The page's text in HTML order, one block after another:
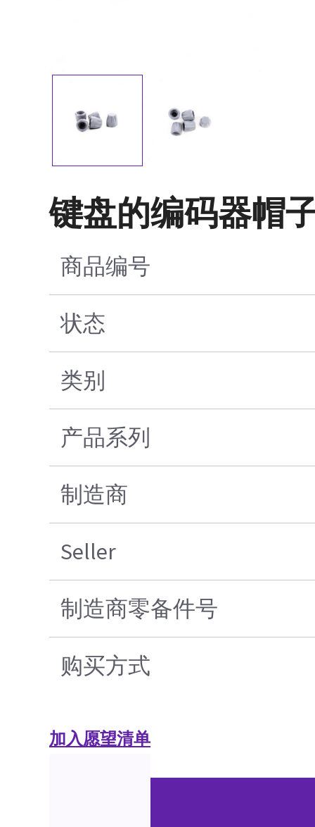
键盘的编码器帽
商品编号
状态
类别
产品系列
制造商
Seller
制造商零备件号
购买方式
加入愿望清单